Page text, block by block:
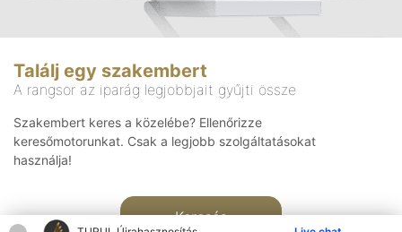
Találj egy szakembert
A rangsor az iparág legjobbjait gyűjti össze
Szakembert keres a közelébe? Ellenőrizze
keresőmotorunkat. Csak a legjobb szolgáltatásokat
használja!
Keresés